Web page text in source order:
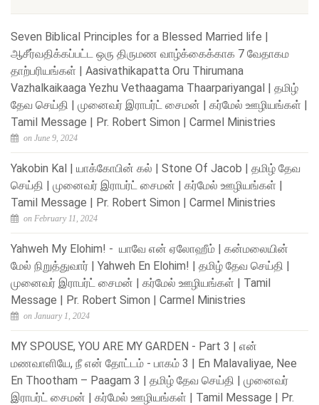
Seven Biblical Principles for a Blessed Married life |
ஆசீர்வதிக்கப்பட்ட ஒரு திருமண வாழ்க்கைக்காக 7 வேதாகம
தாற்பரியங்கள் | Aasivathikapatta Oru Thirumana
Vazhalkaikaaga Yezhu Vethaagama Thaarpariyangal | தமிழ்
தேவ செய்தி | முனைவர் இராபர்ட் சைமன் | கர்மேல் ஊழியங்கள் |
Tamil Message | Pr. Robert Simon | Carmel Ministries
on June 9, 2024
Yakobin Kal | யாக்கோபின் கல் | Stone Of Jacob | தமிழ் தேவ
செய்தி | முனைவர் இராபர்ட் சைமன் | கர்மேல் ஊழியங்கள் |
Tamil Message | Pr. Robert Simon | Carmel Ministries
on February 11, 2024
Yahweh My Elohim! - யாவே என் ஏலோஹீம் | கன்மலையின்
மேல் நிறுத்துவார் | Yahweh En Elohim! | தமிழ் தேவ செய்தி |
முனைவர் இராபர்ட் சைமன் | கர்மேல் ஊழியங்கள் | Tamil
Message | Pr. Robert Simon | Carmel Ministries
on January 1, 2024
MY SPOUSE, YOU ARE MY GARDEN - Part 3 | என்
மணவாளியே, நீ என் தோட்டம் - பாகம் 3 | En Malavaliyae, Nee
En Thootham – Paagam 3 | தமிழ் தேவ செய்தி | முனைவர்
இராபர்ட் சைமன் | கர்மேல் ஊழியங்கள் | Tamil Message | Pr.